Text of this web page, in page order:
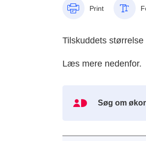
Print
Tilskuddets
Læs mere nedenfor.
MitIdSøg om